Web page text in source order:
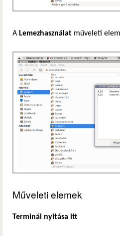
A Lemezhasználat műveleti
Műveleti elemek
Terminál nyitása itt